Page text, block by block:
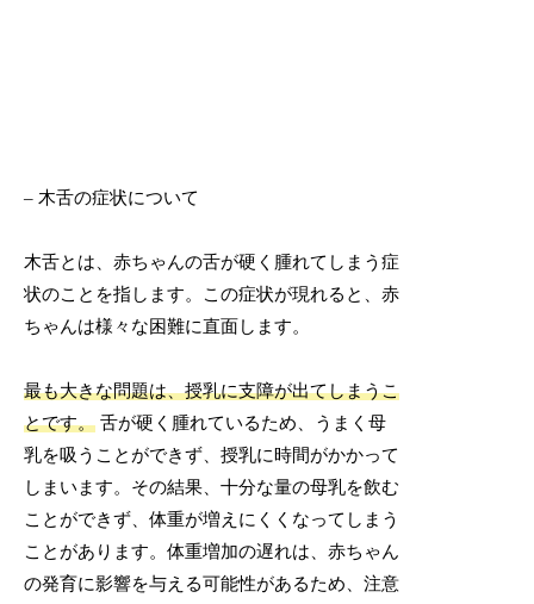
– 木舌の症状について
木舌とは、赤ちゃんの舌が硬く腫れてしまう症
状のことを指します。この症状が現れると、赤
ちゃんは様々な困難に直面します。
最も大きな問題は、授乳に支障が出てしまうこ
とです。 舌が硬く腫れているため、うまく母
乳を吸うことができず、授乳に時間がかかって
しまいます。その結果、十分な量の母乳を飲む
ことができず、体重が増えにくくなってしまう
ことがあります。体重増加の遅れは、赤ちゃん
の発育に影響を与える可能性があるため、注意